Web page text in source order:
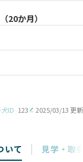
20か月）
ID 123 2025/03/13 更新
いて 見学・取